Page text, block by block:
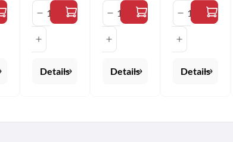
ein oder benutze die
Wert ein oder benutze
den gewünschten Wert ein oder
Anzahl: Gib den gewünschten
Produkt Anzahl: Gib den
Details
Produkt Anzahl:
Details
Produkt
Details